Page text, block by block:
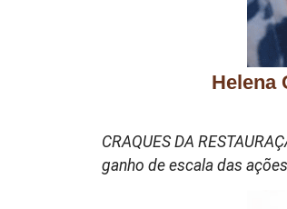
Helena
CRAQUES DA
ganho de escala das